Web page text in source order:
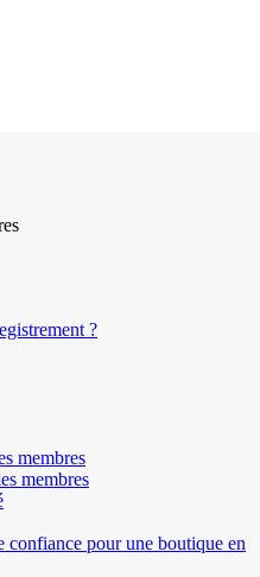
?
membres
membres
confiance pour une boutique en